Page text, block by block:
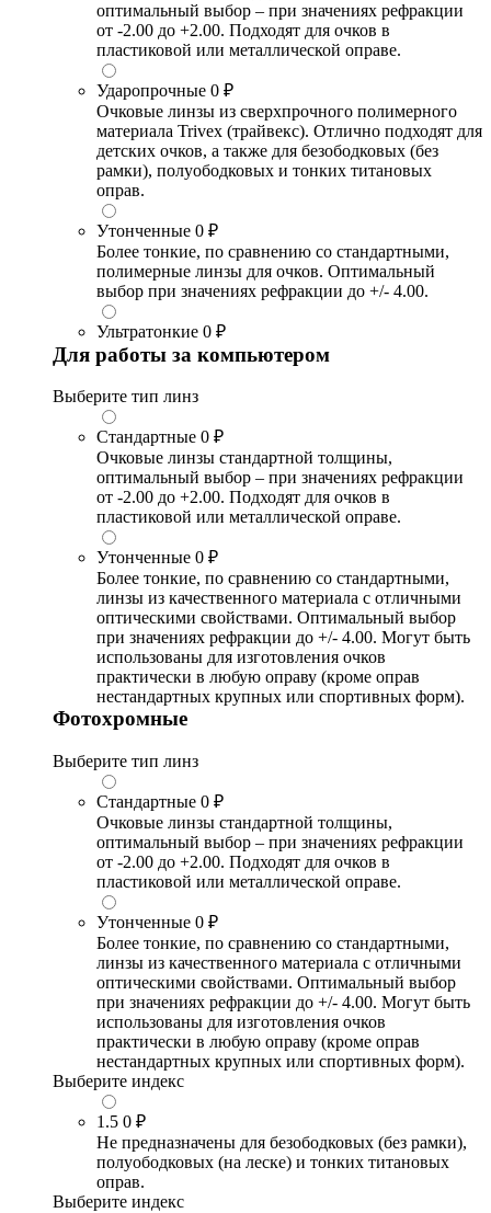
оптимальный выбор – при значениях рефракции
от -2.00 до +2.00. Подходят для очков в
пластиковой или металлической оправе.
Ударопрочные 0 ₽
Очковые линзы из сверхпрочного полимерного
материала Trivex (трайвекс). Отлично подходят для
детских очков, а также для безободковых (без
рамки), полуободковых и тонких титановых
оправ.
Утонченные 0 ₽
Более тонкие, по сравнению со стандартными,
полимерные линзы для очков. Оптимальный
выбор при значениях рефракции до +/- 4.00.
Ультратонкие 0 ₽
Для работы за компьютером
Выберите тип линз
Стандартные 0 ₽
Очковые линзы стандартной толщины,
оптимальный выбор – при значениях рефракции
от -2.00 до +2.00. Подходят для очков в
пластиковой или металлической оправе.
Утонченные 0 ₽
Более тонкие, по сравнению со стандартными,
линзы из качественного материала с отличными
оптическими свойствами. Оптимальный выбор
при значениях рефракции до +/- 4.00. Могут быть
использованы для изготовления очков
практически в любую оправу (кроме оправ
нестандартных крупных или спортивных форм).
Фотохромные
Выберите тип линз
Стандартные 0 ₽
Очковые линзы стандартной толщины,
оптимальный выбор – при значениях рефракции
от -2.00 до +2.00. Подходят для очков в
пластиковой или металлической оправе.
Утонченные 0 ₽
Более тонкие, по сравнению со стандартными,
линзы из качественного материала с отличными
оптическими свойствами. Оптимальный выбор
при значениях рефракции до +/- 4.00. Могут быть
использованы для изготовления очков
практически в любую оправу (кроме оправ
нестандартных крупных или спортивных форм).
Выберите индекс
1.5 0 ₽
Не предназначены для безободковых (без рамки),
полуободковых (на леске) и тонких титановых
оправ.
Выберите индекс